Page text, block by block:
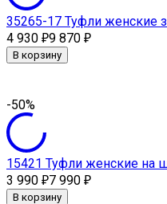
35265-17 Туфли женские
4 930 ₽9 870 ₽
В корзину
-50%
15421 Туфли женские на
3 990 ₽7 990 ₽
В корзину